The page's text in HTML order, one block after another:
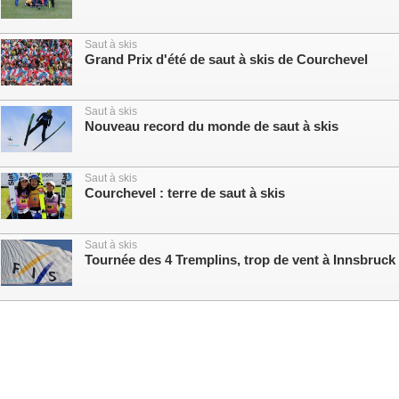
Saut à skis
Grand Prix d'été de saut à skis de Courchevel
Saut à skis
Nouveau record du monde de saut à skis
Saut à skis
Courchevel : terre de saut à skis
Saut à skis
Tournée des 4 Tremplins, trop de vent à Innsbruck